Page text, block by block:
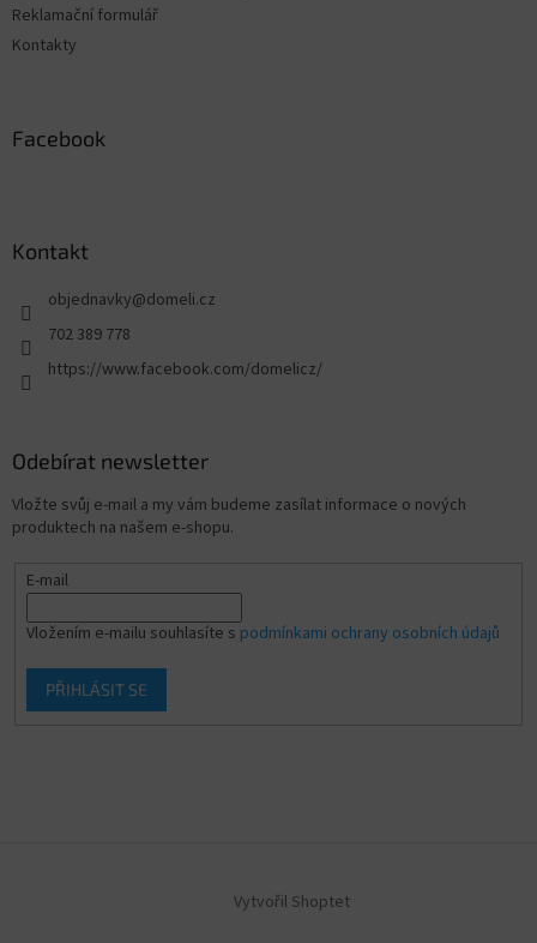
Reklamační formulář
Kontakty
Facebook
Kontakt
objednavky@domeli.cz
702 389 778
https://www.facebook.com/domelicz/
Odebírat newsletter
Vložte svůj e-mail a my vám budeme zasílat informace o nových
produktech na našem e-shopu.
E-mail
Vložením e-mailu souhlasíte s podmínkami ochrany osobních údajů
PŘIHLÁSIT SE
Vytvořil Shoptet